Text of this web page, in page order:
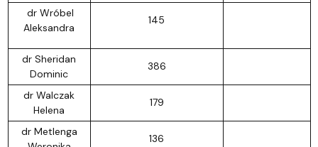
dr Wróbel
Aleksandra
145
dr Sheridan
Dominic
386
dr Walczak
Helena
179
dr Metlenga
136